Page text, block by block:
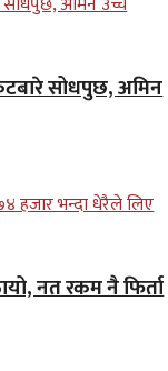
सोधपुछ, अमिन
नत रकम नै फिर्ता